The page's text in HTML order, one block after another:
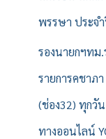
พรรษา ประจ
รองนายกฯทม
รายการคชาภ
(ช่อง32) ทุกวั
ทางออนไลน์